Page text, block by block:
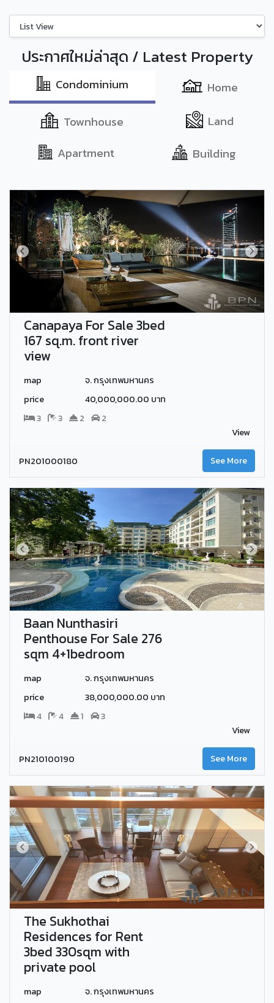
ประกาศใหม่ล่าสุด / Latest Property
Condominium
Home
Townhouse
Land
Apartment
Building
Canapaya For Sale 3bed
167 sq.m. front river
view
map
จ. กรุงเทพมหานคร
price
40,000,000.00 บาท
3
3 2
2
View
PN201000180 See More
Baan Nunthasiri
Penthouse For Sale 276
sqm 4+1bedroom
map
จ. กรุงเทพมหานคร
price
38,000,000.00 บาท
4
4 1
3
View
PN210100190 See More
The Sukhothai
Residences for Rent
3bed 330sqm with
private pool
map
จ. กรุงเทพมหานคร